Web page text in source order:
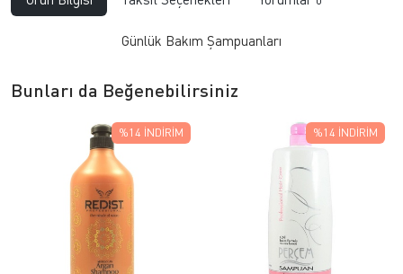
Günlük Bakım Şampuanları
Bunları da Beğenebilirsiniz
%14 İNDIRIM %14 İNDIRIM